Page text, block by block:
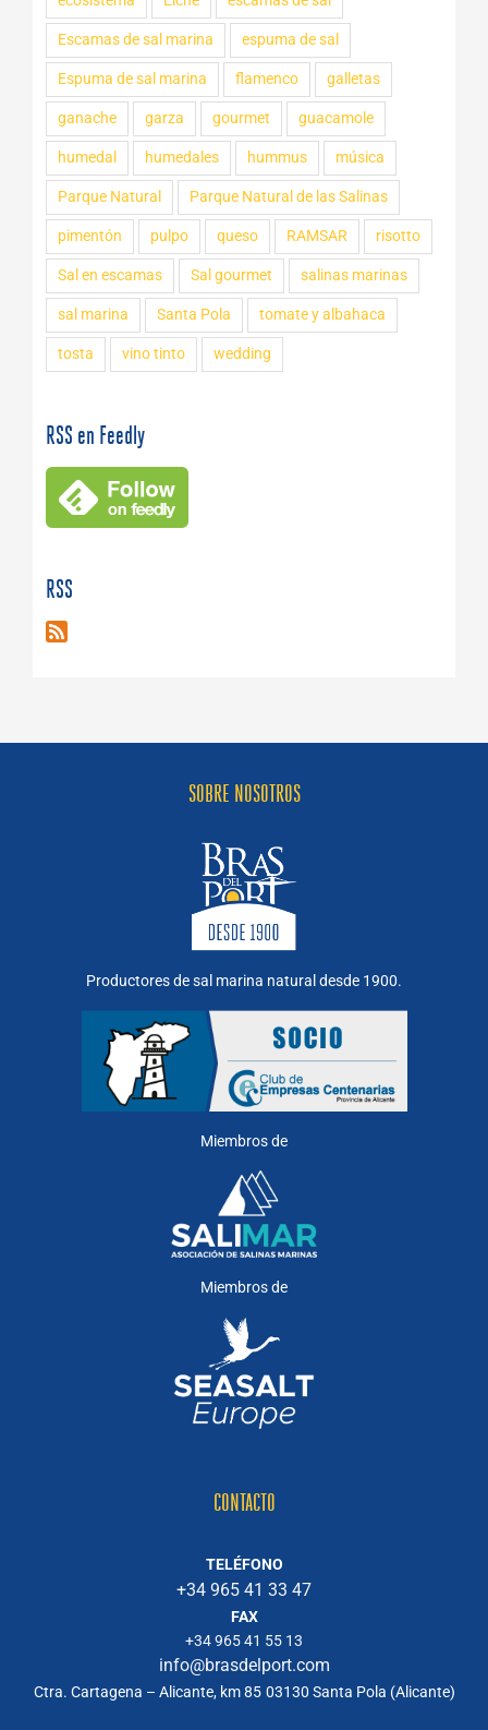
Escamas de sal marina espuma de sal
Espuma de sal marina flamenco galletas
ganache garza gourmet guacamole
humedal humedales hummus música
Parque Natural Parque Natural de las Salinas
pimentón pulpo queso RAMSAR risotto
Sal en escamas Sal gourmet salinas marinas
sal marina Santa Pola tomate y albahaca
tosta vino tinto wedding
RSS en Feedly
RSS
SOBRE NOSOTROS
Productores de sal marina natural desde 1900.
Miembros de
Miembros de
CONTACTO
TELÉFONO
+34 965 41 33 47
FAX
+34 965 41 55 13
info@brasdelport.com
Ctra. Cartagena – Alicante, km 85 03130 Santa Pola (Alicante)